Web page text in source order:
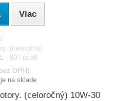
Viac
DPH)
na sklade
(celoročný) 10W-30